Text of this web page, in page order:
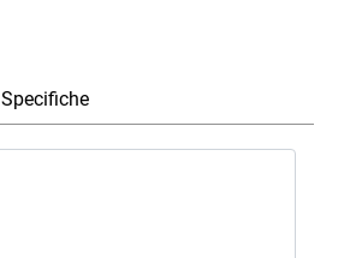
Specifiche